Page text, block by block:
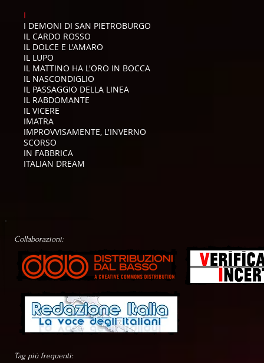
I
I DEMONI DI SAN PIETROBURGO
IL CARDO ROSSO
IL DOLCE E L'AMARO
IL LUPO
IL MATTINO HA L'ORO IN BOCCA
IL NASCONDIGLIO
IL PASSAGGIO DELLA LINEA
IL RABDOMANTE
IL VICERE
IMATRA
IMPROVVISAMENTE, L'INVERNO
SCORSO
IN FABBRICA
ITALIAN DREAM
Collaborazioni:
Tag più frequenti: